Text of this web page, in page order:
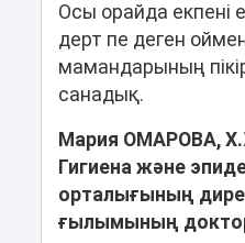
Осы орайда екпені
дерт пе деген
мамандарының
санадық.
Мария ОМАРОВА,
Гигиена және
орталығының
ғылымының